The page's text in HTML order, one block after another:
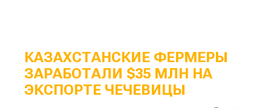
КАЗАХСТАНСКИЕ ФЕРМЕРЫ
ЗАРАБОТАЛИ $35 МЛН НА
ЭКСПОРТЕ ЧЕЧЕВИЦЫ